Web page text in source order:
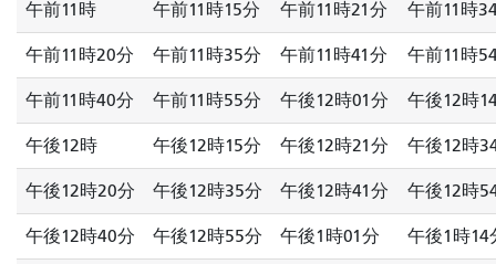
午前11時 午前11時15分 午前11時21分 午前11時
午前11時20分 午前11時35分 午前11時41分 午前11時
午前11時40分 午前11時55分 午後12時01分 午後12時
午後12時 午後12時15分 午後12時21分 午後12時
午後12時20分 午後12時35分 午後12時41分 午後12時
午後12時40分 午後12時55分 午後1時01分 午後1時14